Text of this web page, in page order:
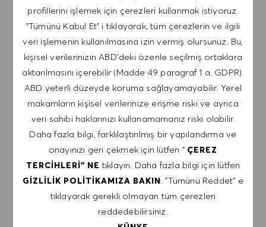
profillerini işlemek için çerezleri kullanmak istiyoruz.
"Tümünü Kabul Et" i tıklayarak, tüm çerezlerin ve ilgili
veri işlemenin kullanılmasına izin vermiş olursunuz. Bu,
kişisel verilerinizin ABD'deki özenle seçilmiş ortaklara
aktarılmasını içerebilir (Madde 49 paragraf 1 a. GDPR).
ABD yeterli düzeyde koruma sağlayamayabilir. Yerel
makamların kişisel verilerinize erişme riski ve ayrıca
veri sahibi haklarınızı kullanamamanız riski olabilir.
Daha fazla bilgi, farklılaştırılmış bir yapılandırma ve
onayınızı geri çekmek için lütfen " ÇEREZ
TERCIHLERI" NE tıklayın. Daha fazla bilgi için lütfen
GIZLILIK POLITIKAMIZA BAKIN. "Tümünü Reddet" e
tıklayarak gerekli olmayan tüm çerezleri
reddedebilirsiniz.
işleneceğini kabul ediyorum.
E-posta adresini gir (Gerekli)
GÖNDER
UYARILARI YÖNET
İLGI ALANLARINA GÖRE ÖZEL IŞ
ÖNERILERI AL.